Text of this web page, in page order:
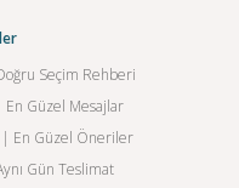
Seçim Rehberi
Güzel Mesajlar
En Güzel Öneriler
Gün Teslimat